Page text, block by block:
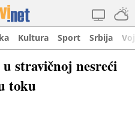
Kultura Sport Srbija
stravičnoj nesreći
toku